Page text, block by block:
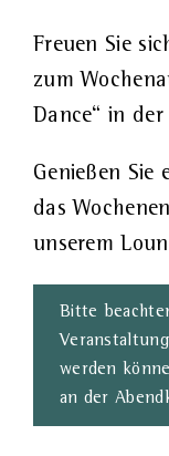
Freuen Sie
zum
Dance“ in
Genießen Sie
das
unserem
Bitte
werden
an der